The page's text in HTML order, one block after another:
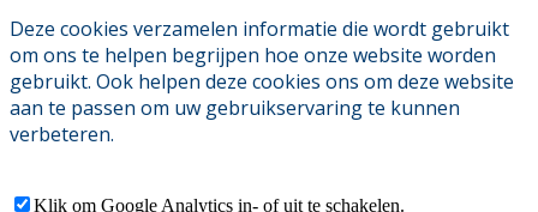
Deze cookies verzamelen informatie die wordt gebruikt
om ons te helpen begrijpen hoe onze website worden
gebruikt. Ook helpen deze cookies ons om deze website
aan te passen om uw gebruikservaring te kunnen
verbeteren.
Klik om Google Analytics in- of uit te schakelen.